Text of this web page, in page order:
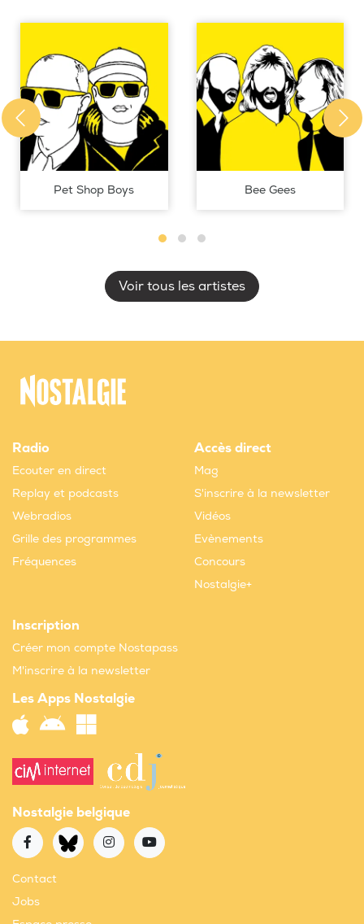
Pet Shop Boys Bee Gees
Voir tous les artistes
Radio
Ecouter en direct
Replay et podcasts
Webradios
Grille des programmes
Fréquences
Accès direct
Mag
S'inscrire à la newsletter
Vidéos
Evènements
Concours
Nostalgie+
Inscription
Créer mon compte Nostapass
M'inscrire à la newsletter
Les Apps Nostalgie
Nostalgie belgique
Contact
Jobs